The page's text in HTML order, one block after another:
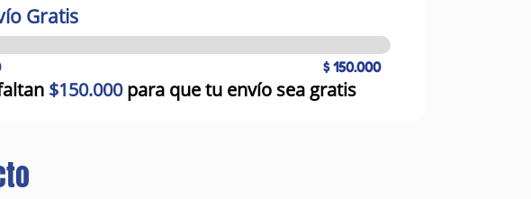
Gratis
$ 150.000
$150.000para que tu envío sea gratis